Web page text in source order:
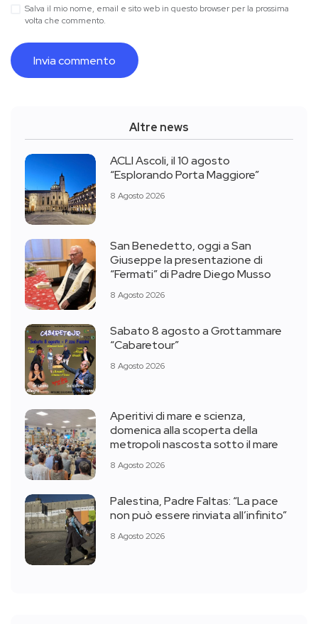
Salva il mio nome, email e sito web in questo browser per la prossima
volta che commento.
Altre news
ACLI Ascoli, il 10 agosto
“Esplorando Porta Maggiore”
8 Agosto 2026
San Benedetto, oggi a San
Giuseppe la presentazione di
“Fermati” di Padre Diego Musso
8 Agosto 2026
Sabato 8 agosto a Grottammare
“Cabaretour”
8 Agosto 2026
Aperitivi di mare e scienza,
domenica alla scoperta della
metropoli nascosta sotto il mare
8 Agosto 2026
Palestina, Padre Faltas: “La pace
non può essere rinviata all’infinito”
8 Agosto 2026